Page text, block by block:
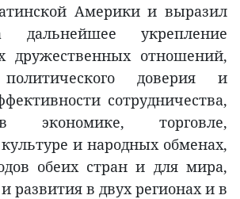
Америки и выразил
укрепление
дружественных отношений,
доверия и
сотрудничества,
экономике, торговле,
и народных обменах,
обеих стран и для мира,
развития в двух регионах и в